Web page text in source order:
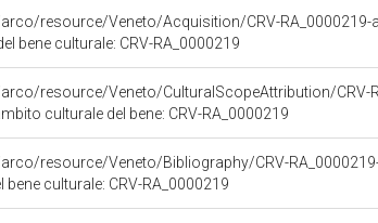
resource/Veneto/Acquisition/CRV-RA_0000219-
bene culturale: CRV-RA_0000219
resource/Veneto/CulturalScopeAttribution/CRV-
culturale del bene: CRV-RA_0000219
resource/Veneto/Bibliography/CRV-
bene culturale: CRV-RA_0000219